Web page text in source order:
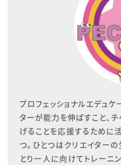
プロフェッショナルエデュケ
ターが能力を伸ばすこと、チ
げることを応援するために
つ。ひとつはクリエイター
とり一人に向けてトレーニ